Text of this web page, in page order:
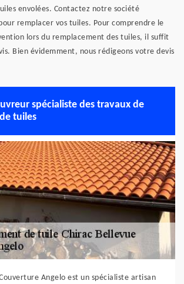
envolées. Contactez notre société
remplacer vos tuiles. Pour comprendre le
lors du remplacement des tuiles, il suffit
Bien évidemment, nous rédigeons votre devis
spécialiste des travaux de
tuiles
Angelo est un spécialiste artisan